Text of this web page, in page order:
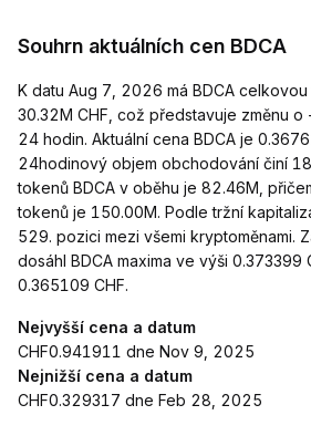
Souhrn aktuálních cen BDCA
K datu Aug 7, 2026 má BDCA
30.32M CHF, což představuje změnu
24 hodin. Aktuální cena BDCA je
24hodinový objem obchodování činí
tokenů BDCA v oběhu je 82.46M,
tokenů je 150.00M. Podle tržní
529. pozici mezi všemi kryptoměnami.
dosáhl BDCA maxima ve výši 0.373399
0.365109 CHF.
Nejvyšší cena a datum
CHF0.941911 dne Nov 9, 2025
Nejnižší cena a datum
CHF0.329317 dne Feb 28, 2025